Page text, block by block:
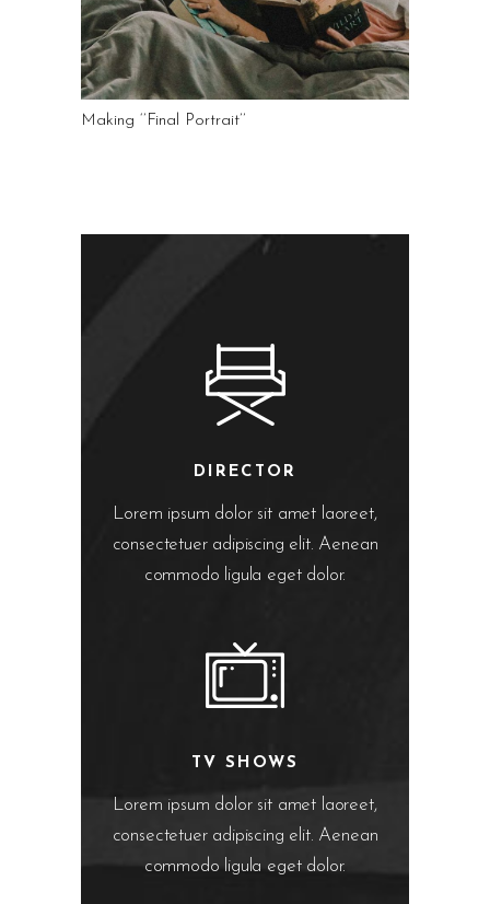
Making ‘’Final Portrait’’
DIRECTOR
Lorem ipsum dolor sit amet laoreet,
consectetuer adipiscing elit. Aenean
commodo ligula eget dolor.
TV SHOWS
Lorem ipsum dolor sit amet laoreet,
consectetuer adipiscing elit. Aenean
commodo ligula eget dolor.